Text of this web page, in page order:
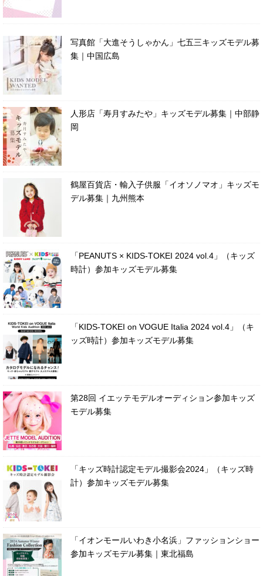
写真館「大進そうしゃかん」七五三キッズモデル募
集｜中国広島
人形店「寿月すみたや」キッズモデル募集｜中部静
岡
鶴屋百貨店・輸入子供服「イオソノマオ」キッズモ
デル募集｜九州熊本
「PEANUTS × KIDS-TOKEI 2024 vol.4」（キッズ
時計）参加キッズモデル募集
「KIDS-TOKEI on VOGUE Italia 2024 vol.4」（キ
ッズ時計）参加キッズモデル募集
第28回 イエッテモデルオーディション参加キッズ
モデル募集
「キッズ時計認定モデル撮影会2024」（キッズ時
計）参加キッズモデル募集
「イオンモールいわき小名浜」ファッションショー
参加キッズモデル募集｜東北福島